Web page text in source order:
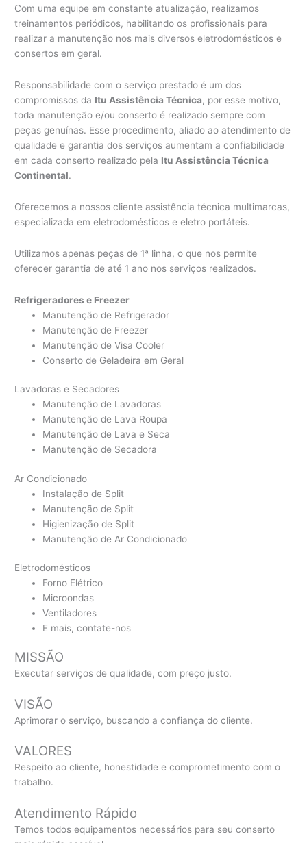
Com uma equipe em constante atualização, realizamos
treinamentos periódicos, habilitando os profissionais para
realizar a manutenção nos mais diversos eletrodomésticos e
consertos em geral.
Responsabilidade com o serviço prestado é um dos
compromissos da Itu Assistência Técnica, por esse motivo,
toda manutenção e/ou conserto é realizado sempre com
peças genuínas. Esse procedimento, aliado ao atendimento de
qualidade e garantia dos serviços aumentam a confiabilidade
em cada conserto realizado pela Itu Assistência Técnica
Continental.
Oferecemos a nossos cliente assistência técnica multimarcas,
especializada em eletrodomésticos e eletro portáteis.
Utilizamos apenas peças de 1ª linha, o que nos permite
oferecer garantia de até 1 ano nos serviços realizados.
Refrigeradores e Freezer
Manutenção de Refrigerador
Manutenção de Freezer
Manutenção de Visa Cooler
Conserto de Geladeira em Geral
Lavadoras e Secadores
Manutenção de Lavadoras
Manutenção de Lava Roupa
Manutenção de Lava e Seca
Manutenção de Secadora
Ar Condicionado
Instalação de Split
Manutenção de Split
Higienização de Split
Manutenção de Ar Condicionado
Eletrodomésticos
Forno Elétrico
Microondas
Ventiladores
E mais, contate-nos
MISSÃO
Executar serviços de qualidade, com preço justo.
VISÃO
Aprimorar o serviço, buscando a confiança do cliente.
VALORES
Respeito ao cliente, honestidade e comprometimento com o
trabalho.
Atendimento Rápido
Temos todos equipamentos necessários para seu conserto